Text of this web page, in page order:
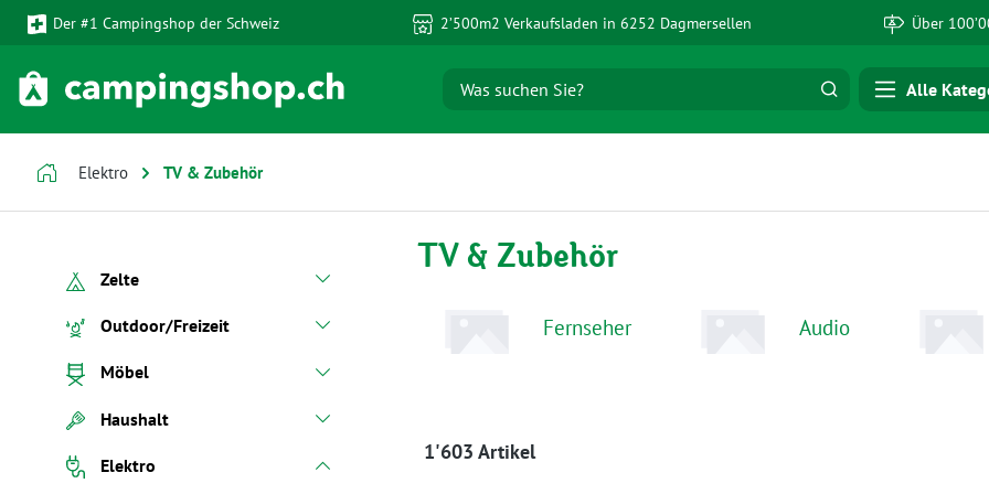
Hauptinhalt springen
Zur Suche springen
Zur Hauptnavigation springen
Der #1 Campingshop der Schweiz 2’500m2 Verkaufsladen in 6252 Dagmersellen Über
Alle
Elektro TV & Zubehör
Zelte
Outdoor/Freizeit
Möbel
Haushalt
Elektro
TV & Zubehör
Fernseher Audio
1'603 Artikel